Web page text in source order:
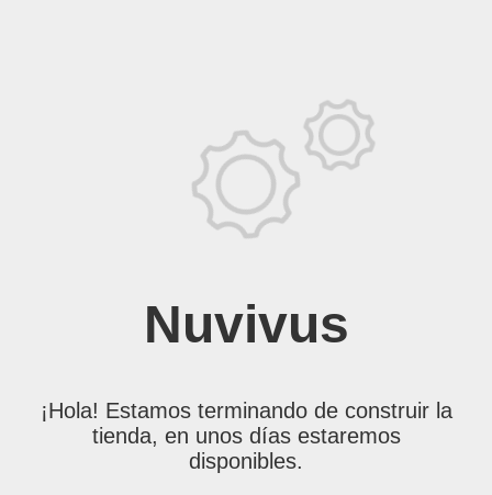
Nuvivus
¡Hola! Estamos terminando de construir la
tienda, en unos días estaremos
disponibles.